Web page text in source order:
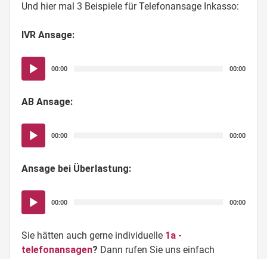
Und hier mal 3 Beispiele für Telefonansage Inkasso:
IVR Ansage:
Audio-
Player
00:00 00:00
AB Ansage:
Audio-
Player
00:00 00:00
Ansage bei Überlastung:
Audio-
Player
00:00 00:00
Sie hätten auch gerne individuelle 1a -
telefonansagen? Dann rufen Sie uns einfach